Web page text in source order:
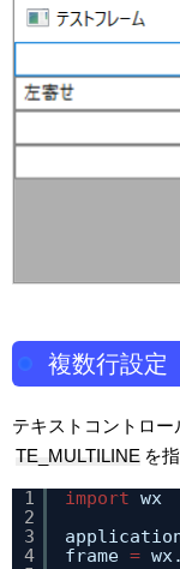
複数行設定
テキストコントロ
TE_MULTILINE を
1
2
3
4
import wx
frame =